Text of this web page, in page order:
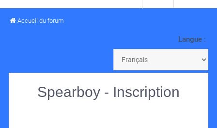
Accueil du forum
Langue :
Spearboy - Inscription